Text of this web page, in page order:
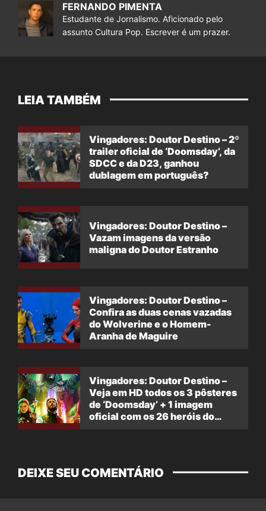
FERNANDO PIMENTA
Estudante de Jornalismo. Aficionado pelo
assunto Cultura Pop. Escrever é um prazer.
LEIA TAMBÉM
Vingadores: Doutor Destino – 2º
trailer oficial de ‘Doomsday’, da
SDCC e da D23, ganhou
dublagem em português?
Vingadores: Doutor Destino –
Vazam imagens da versão
maligna do Doutor Estranho
Vingadores: Doutor Destino –
Confira as duas cenas vazadas
do Wolverine e o Homem-
Aranha de Maguire
Vingadores: Doutor Destino –
Veja em HD todos os 3 pôsteres
de ‘Doomsday’ + 1 imagem
oficial com os 26 heróis do
DEIXE SEU COMENTÁRIO